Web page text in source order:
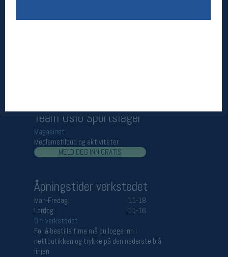
Team Oslo Sportslager
Magasinet
Medlemstilbud og aktiviteter
MELD DEG INN GRATIS
Åpningstider verkstedet
Man-Fredag:
11-18
Lørdag:
11-16
Om verkstedet
For å bestille time må du logge inn i
nettbutikken og trykke på den nederste blå
linjen